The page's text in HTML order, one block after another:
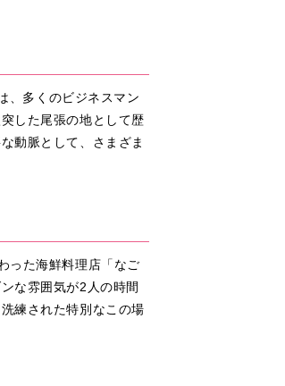
、多くのビジネスマン
した尾張の地として歴
動脈として、さまざま
った海鮮料理店「なご
な雰囲気が2人の時間
練された特別なこの場